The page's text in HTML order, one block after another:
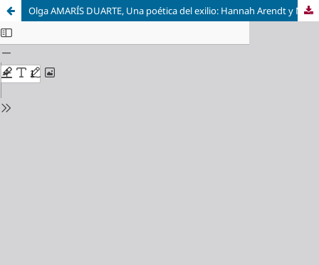
Olga AMARÍS DUARTE, Una poética del exilio: Hannah Arendt y María Zambrano. Barcelona, Herder, 2021, 320 pp.